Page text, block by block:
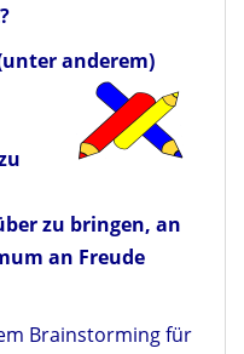
anderem)
zu bringen, an
an Freude
Brainstorming für